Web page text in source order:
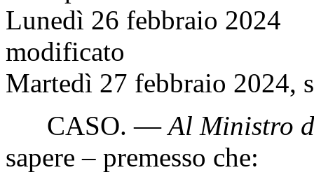
Lunedì 26 febbraio 2024
modificato
Martedì 27 febbraio 2024,
CASO. —Al Ministro
sapere – premesso che: